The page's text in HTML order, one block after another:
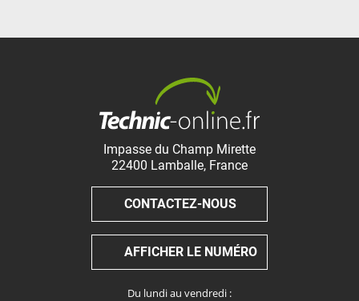
Impasse du Champ Mirette
22400 Lamballe, France
CONTACTEZ-NOUS
AFFICHER LE NUMÉRO
Du lundi au vendredi :